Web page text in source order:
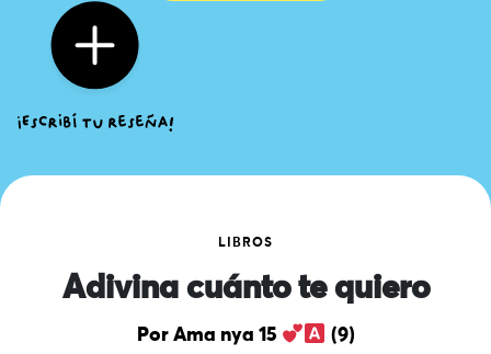
LIBROS
Adivina cuánto te quiero
Por Ama nya 15 (9)